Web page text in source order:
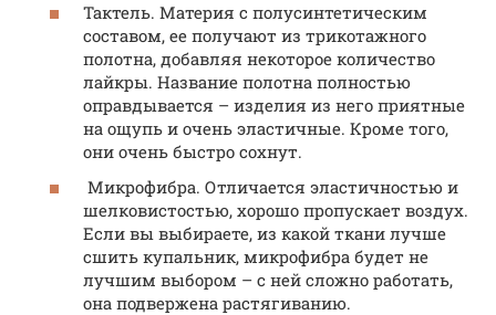
Тактель. Материя с полусинтетическим
составом, ее получают из трикотажного
полотна, добавляя некоторое количество
лайкры. Название полотна полностью
оправдывается – изделия из него приятные
на ощупь и очень эластичные. Кроме того,
они очень быстро сохнут.
Микрофибра. Отличается эластичностью и
шелковистостью, хорошо пропускает воздух.
Если вы выбираете, из какой ткани лучше
сшить купальник, микрофибра будет не
лучшим выбором – с ней сложно работать,
она подвержена растягиванию.